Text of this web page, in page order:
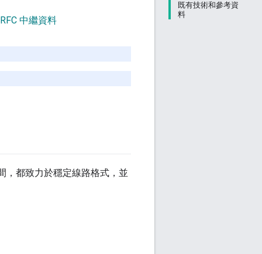
既有技術和參考資
料
中繼資料
，都致力於穩定線路格式，並